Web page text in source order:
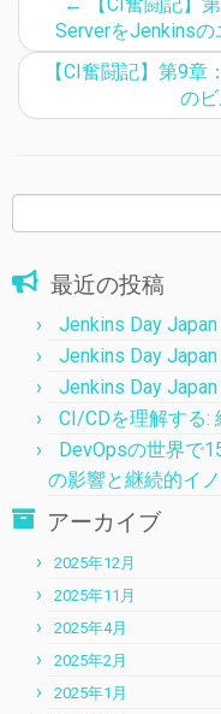
ServerをJenkinsの
【CI奮闘記】第9
の
索:
最近の投稿
Jenkins Day
Jenkins Day
Jenkins Day
CI/CDを理解する:
DevOpsの世界で
の影響と継続的イ
アーカイブ
2025年12月
2025年11月
2025年4月
2025年2月
2025年1月